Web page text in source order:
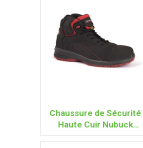
Chaussure de Sécurité
Haute Cuir Nubuck